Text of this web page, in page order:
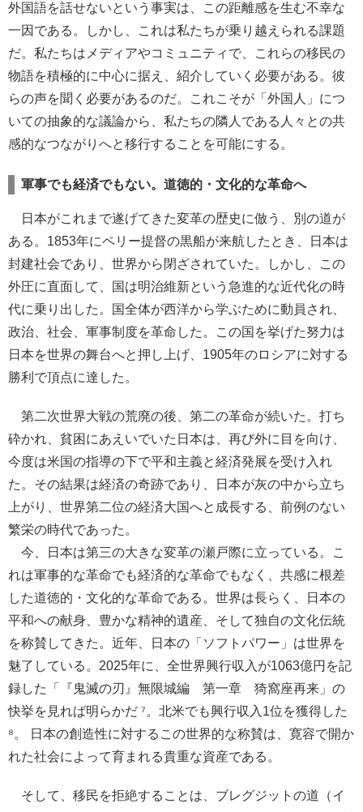
外国語を話せないという事実は、この距離感を生む不幸な
一因である。しかし、これは私たちが乗り越えられる課題
だ。私たちはメディアやコミュニティで、これらの移民の
物語を積極的に中心に据え、紹介していく必要がある。彼
らの声を聞く必要があるのだ。これこそが「外国人」につ
いての抽象的な議論から、私たちの隣人である人々との共
感的なつながりへと移行することを可能にする。
軍事でも経済でもない。道徳的・文化的な革命へ
日本がこれまで遂げてきた変革の歴史に倣う、別の道が
ある。1853年にペリー提督の黒船が来航したとき、日本は
封建社会であり、世界から閉ざされていた。しかし、この
外圧に直面して、国は明治維新という急進的な近代化の時
代に乗り出した。国全体が西洋から学ぶために動員され、
政治、社会、軍事制度を革命した。この国を挙げた努力は
日本を世界の舞台へと押し上げ、1905年のロシアに対する
勝利で頂点に達した。
第二次世界大戦の荒廃の後、第二の革命が続いた。打ち
砕かれ、貧困にあえいでいた日本は、再び外に目を向け、
今度は米国の指導の下で平和主義と経済発展を受け入れ
た。その結果は経済の奇跡であり、日本が灰の中から立ち
上がり、世界第二位の経済大国へと成長する、前例のない
繁栄の時代であった。
今、日本は第三の大きな変革の瀬戸際に立っている。こ
れは軍事的な革命でも経済的な革命でもなく、共感に根差
した道徳的・文化的な革命である。世界は長らく、日本の
平和への献身、豊かな精神的遺産、そして独自の文化伝統
を称賛してきた。近年、日本の「ソフトパワー」は世界を
魅了している。2025年に、全世界興行収入が1063億円を記
録した「『鬼滅の刃』無限城編 第一章 猗窩座再来」の
快挙を見れば明らかだ ⁷。北米でも興行収入1位を獲得した
⁸。 日本の創造性に対するこの世界的な称賛は、寛容で開か
れた社会によって育まれる貴重な資産である。
そして、移民を拒絶することは、ブレグジットの道（イ